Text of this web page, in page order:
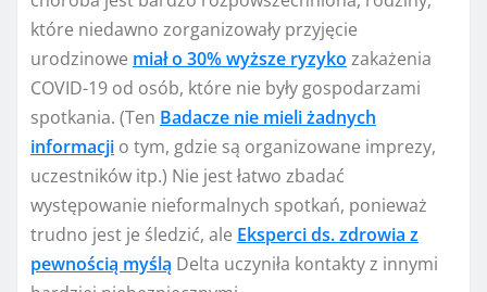
które niedawno zorganizowały przyjęcie
urodzinowe miał o 30% wyższe ryzyko zakażenia
COVID-19 od osób, które nie były gospodarzami
spotkania. (Ten Badacze nie mieli żadnych
informacji o tym, gdzie są organizowane imprezy,
uczestników itp.) Nie jest łatwo zbadać
występowanie nieformalnych spotkań, ponieważ
trudno jest je śledzić, ale Eksperci ds. zdrowia z
pewnością myślą Delta uczyniła kontakty z innymi